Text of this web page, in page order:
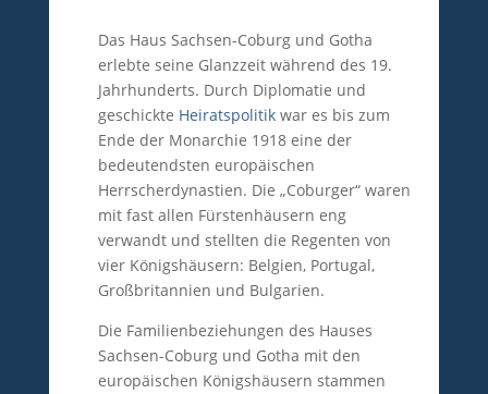
Das Haus Sachsen-Coburg und Gotha
erlebte seine Glanzzeit während des 19.
Jahrhunderts. Durch Diplomatie und
geschickte Heiratspolitikwar es bis zum
Ende der Monarchie 1918 eine der
bedeutendsten europäischen
Herrscherdynastien. Die „Coburger“ waren
mit fast allen Fürstenhäusern eng
verwandt und stellten die Regenten von
vier Königshäusern: Belgien, Portugal,
Großbritannien und Bulgarien.
Die Familienbeziehungen des Hauses
Sachsen-Coburg und Gotha mit den
europäischen Königshäusern stammen